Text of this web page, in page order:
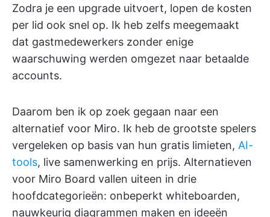
Zodra je een upgrade uitvoert, lopen de kosten
per lid ook snel op. Ik heb zelfs meegemaakt
dat gastmedewerkers zonder enige
waarschuwing werden omgezet naar betaalde
accounts.
Daarom ben ik op zoek gegaan naar een
alternatief voor Miro. Ik heb de grootste spelers
vergeleken op basis van hun gratis limieten, AI-
tools, live samenwerking en prijs. Alternatieven
voor Miro Board vallen uiteen in drie
hoofdcategorieën: onbeperkt whiteboarden,
nauwkeurig diagrammen maken en ideeën